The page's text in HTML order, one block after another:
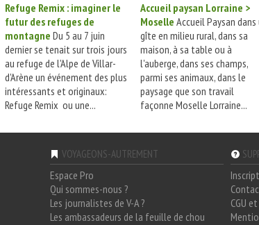
Refuge Remix : imaginer le
futur des refuges de
montagne Du 5 au 7 juin
dernier se tenait sur trois jours
au refuge de l'Alpe de Villar-
d'Arène un événement des plus
intéressants et originaux:
Refuge Remix ou une...
Accueil paysan Lorraine >
Moselle Accueil Paysan dans
gîte en milieu rural, dans sa
maison, à sa table ou à
l'auberge, dans ses champs,
parmi ses animaux, dans le
paysage que son travail
façonne Moselle Lorraine...
VOYAGEONS-AUTREMENT
Espace Pro
Qui sommes-nous ?
Les journalistes de V-A ?
Les ambassadeurs de la feuille de chou
CGU